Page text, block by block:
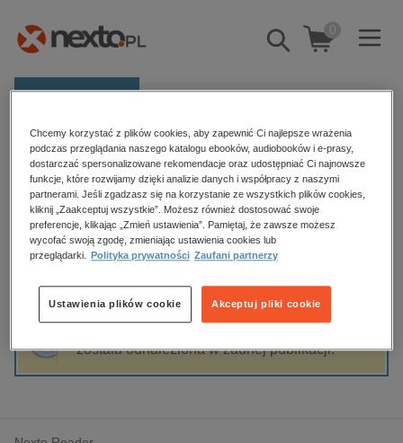
Pokaż/schowaj
wyszukiwarkę
0
E-prasa
Kategorie
Zobacz wszystkie E-prasa
budownictwo, aranżacja wnętrz
biznesowe, branżowe, gospodarka
edukacja
hobby, sport, rozrywka
komputery, internet, technologie, informatyka
Strona główna Małgorzata Szeroczyńska
Małgorzata Szeroczyńska
Sortowanie Filtrowanie
została odnaleziona w żadnej publikacji.
Chcemy korzystać z plików cookies, aby zapewnić Ci najlepsze wrażenia
podczas przeglądania naszego katalogu ebooków, audiobooków i e-prasy,
dostarczać spersonalizowane rekomendacje oraz udostępniać Ci najnowsze
funkcje, które rozwijamy dzięki analizie danych i współpracy z naszymi
partnerami. Jeśli zgadzasz się na korzystanie ze wszystkich plików cookies,
kliknij „Zaakceptuj wszystkie”. Możesz również dostosować swoje
preferencje, klikając „Zmień ustawienia”. Pamiętaj, że zawsze możesz
wycofać swoją zgodę, zmieniając ustawienia cookies lub
przeglądarki.
Polityka prywatności Zaufani partnerzy
Akceptuj pliki cookie
Ustawienia plików cookie